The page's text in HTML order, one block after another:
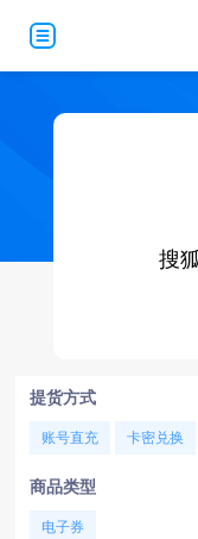
搜
提货方式
账号直充 卡密兑换
商品类型
电子券